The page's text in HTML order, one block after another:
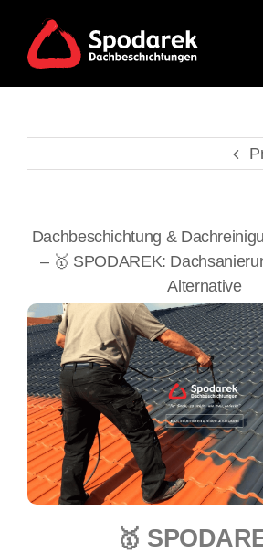
content
Dachbeschichtung &
– 🥇 SPODAREK:
Alternative
🥇